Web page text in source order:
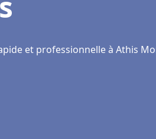
et professionnelle à Athis